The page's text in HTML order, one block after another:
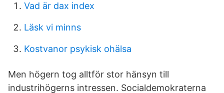
Vad är dax index
Läsk vi minns
Kostvanor psykisk ohälsa
Men högern tog alltför stor hänsyn till
industrihögerns intressen. Socialdemokraterna